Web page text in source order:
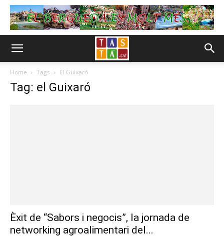
Home Tags El Guixaró
Tag: el Guixaró
Èxit de “Sabors i negocis”, la jornada de
networking agroalimentari del...